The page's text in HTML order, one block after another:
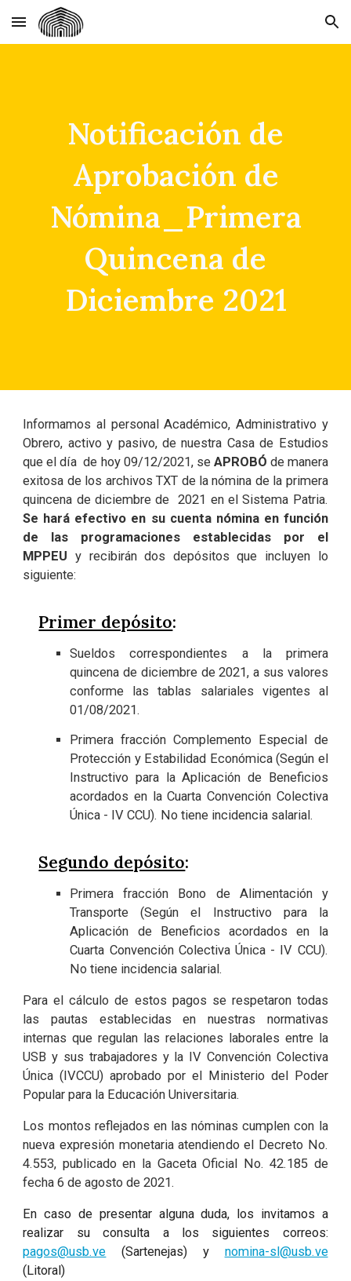
Skip to main content Skip to navigation
Notificación de
Aprobación de
Nómina_Primera
Quincena de
Diciembre 2021
Informamos al personal Académico, Administrativo y
Obrero, activo y pasivo, de nuestra Casa de Estudios
que el día de hoy 09/12/2021, se APROBÓ de manera
exitosa de los archivos TXT de la nómina de la primera
quincena de diciembre de 2021 en el Sistema Patria.
Se hará efectivo en su cuenta nómina en función
de las programaciones establecidas por el
MPPEU y recibirán dos depósitos que incluyen lo
siguiente:
Primer depósito:
Sueldos correspondientes a la primera
quincena de diciembre de 2021, a sus valores
conforme las tablas salariales vigentes al
01/08/2021.
Primera fracción Complemento Especial de
Protección y Estabilidad Económica (Según el
Instructivo para la Aplicación de Beneficios
acordados en la Cuarta Convención Colectiva
Única - IV CCU). No tiene incidencia salarial.
Segundo depósito:
Primera fracción Bono de Alimentación y
Transporte (Según el Instructivo para la
Aplicación de Beneficios acordados en la
Cuarta Convención Colectiva Única - IV CCU).
No tiene incidencia salarial.
Para el cálculo de estos pagos se respetaron todas
las pautas establecidas en nuestras normativas
internas que regulan las relaciones laborales entre la
USB y sus trabajadores y la IV Convención Colectiva
Única (IVCCU) aprobado por el Ministerio del Poder
Popular para la Educación Universitaria.
Los montos reflejados en las nóminas cumplen con la
nueva expresión monetaria atendiendo el Decreto No.
4.553, publicado en la Gaceta Oficial No. 42.185 de
fecha 6 de agosto de 2021.
En caso de presentar alguna duda, los invitamos a
realizar su consulta a los siguientes correos:
pagos@usb.ve (Sartenejas) y nomina-sl@usb.ve
(Litoral)